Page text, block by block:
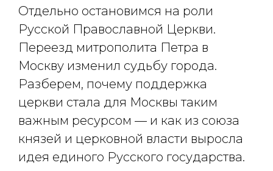
Отдельно остановимся на роли
Русской Православной Церкви.
Переезд митрополита Петра в
Москву изменил судьбу города.
Разберем, почему поддержка
церкви стала для Москвы таким
важным ресурсом — и как из союза
князей и церковной власти выросла
идея единого Русского государства.